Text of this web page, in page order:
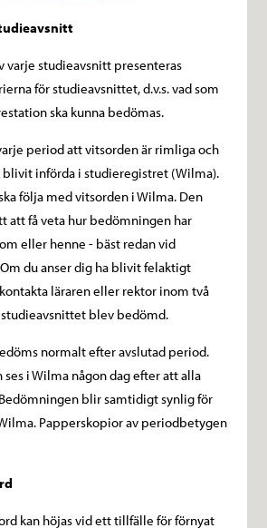
varje studieavsnitt presenteras
för studieavsnittet, d.v.s. vad som
ska kunna bedömas.
period att vitsorden är rimliga och
blivit införda i studieregistret (Wilma).
följa med vitsorden i Wilma. Den
att få veta hur bedömningen har
eller henne - bäst redan vid
du anser dig ha blivit felaktigt
läraren eller rektor inom två
blev bedömd.
normalt efter avslutad period.
i Wilma någon dag efter att alla
blir samtidigt synlig för
Papperskopior av periodbetygen
kan höjas vid ett tillfälle för förnyat